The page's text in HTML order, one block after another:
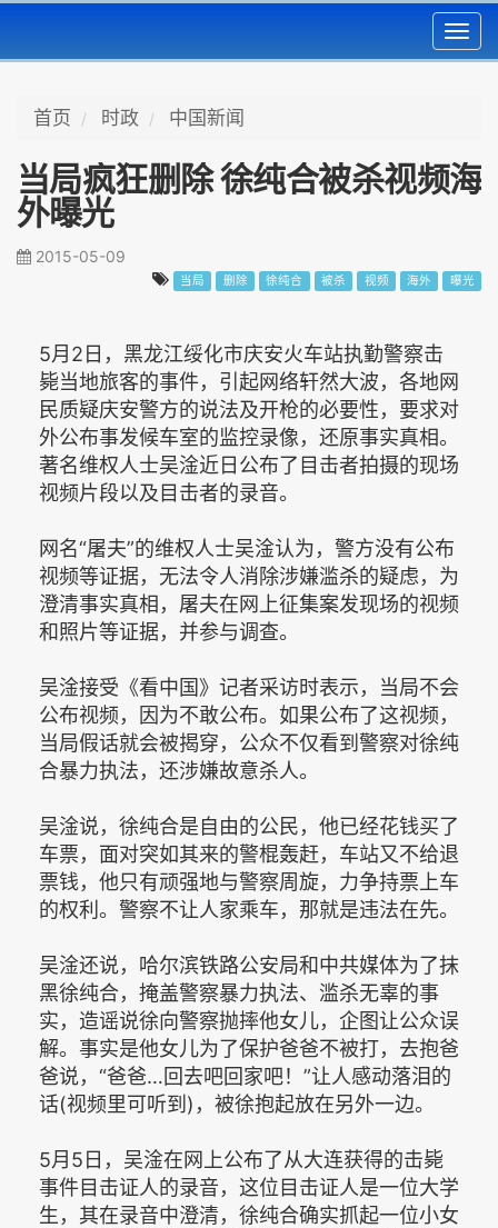
首页 时政 中国新闻
当局疯狂删除 徐纯合被杀视频海
外曝光
2015-05-09
当局 删除 徐纯合 被杀 视频 海外 曝光
5月2日，黑龙江绥化市庆安火车站执勤警察击
毙当地旅客的事件，引起网络轩然大波，各地网
民质疑庆安警方的说法及开枪的必要性，要求对
外公布事发候车室的监控录像，还原事实真相。
著名维权人士吴淦近日公布了目击者拍摄的现场
视频片段以及目击者的录音。
网名“屠夫”的维权人士吴淦认为，警方没有公布
视频等证据，无法令人消除涉嫌滥杀的疑虑，为
澄清事实真相，屠夫在网上征集案发现场的视频
和照片等证据，并参与调查。
吴淦接受《看中国》记者采访时表示，当局不会
公布视频，因为不敢公布。如果公布了这视频，
当局假话就会被揭穿，公众不仅看到警察对徐纯
合暴力执法，还涉嫌故意杀人。
吴淦说，徐纯合是自由的公民，他已经花钱买了
车票，面对突如其来的警棍轰赶，车站又不给退
票钱，他只有顽强地与警察周旋，力争持票上车
的权利。警察不让人家乘车，那就是违法在先。
吴淦还说，哈尔滨铁路公安局和中共媒体为了抹
黑徐纯合，掩盖警察暴力执法、滥杀无辜的事
实，造谣说徐向警察抛摔他女儿，企图让公众误
解。事实是他女儿为了保护爸爸不被打，去抱爸
爸说，“爸爸…回去吧回家吧！”让人感动落泪的
话(视频里可听到)，被徐抱起放在另外一边。
5月5日，吴淦在网上公布了从大连获得的击毙
事件目击证人的录音，这位目击证人是一位大学
生，其在录音中澄清，徐纯合确实抓起一位小女